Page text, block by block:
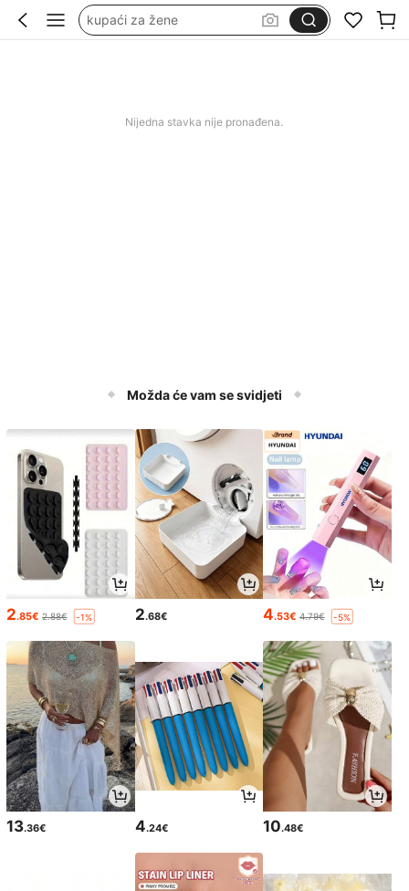
kupaći za žene
Nijedna stavka nije pronađena.
Možda će vam se svidjeti
2.85€ 2.88€ -1% 2.68€ 4.53€ 4.79€ -5%
13.36€ 4.24€ 10.48€